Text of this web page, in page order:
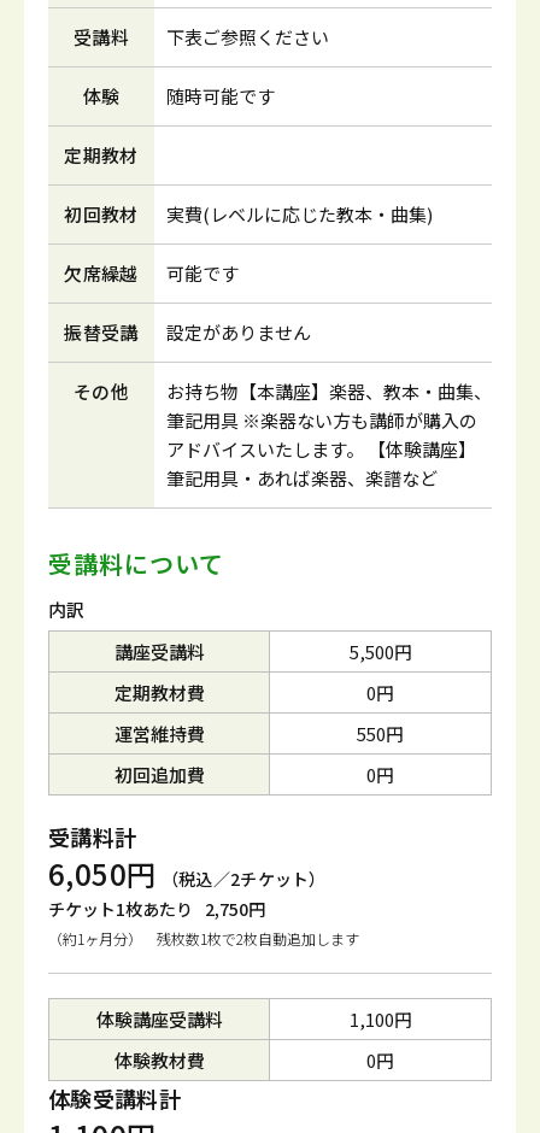
受講料 下表ご参照ください
体験 随時可能です
定期教材
初回教材 実費(レベルに応じた教本・曲集)
欠席繰越 可能です
振替受講 設定がありません
その他
お持ち物【本講座】楽器、教本・曲集、
筆記用具 ※楽器ない方も講師が購入の
アドバイスいたします。 【体験講座】
筆記用具・あれば楽器、楽譜など
受講料について
内訳
講座受講料
5,500円
定期教材費
0円
運営維持費
550円
初回追加費
0円
受講料計
6,050円
（税込／2チケット）
チケット1枚あたり
2,750円
（約1ヶ月分） 残枚数1枚で2枚自動追加します
体験講座受講料
1,100円
体験教材費
0円
体験受講料計